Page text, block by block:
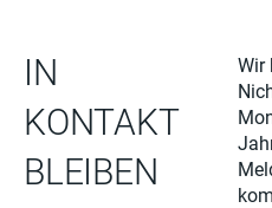
IN
KONTAKT
BLEIBEN
Wir